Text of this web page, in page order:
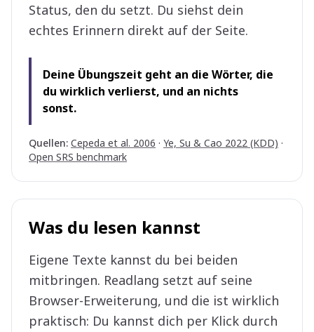
Status, den du setzt. Du siehst dein
echtes Erinnern direkt auf der Seite.
Deine Übungszeit geht an die Wörter, die
du wirklich verlierst, und an nichts
sonst.
Quellen: Cepeda et al. 2006 · Ye, Su & Cao 2022 (KDD) ·
Open SRS benchmark
Was du lesen kannst
Eigene Texte kannst du bei beiden
mitbringen. Readlang setzt auf seine
Browser-Erweiterung, und die ist wirklich
praktisch: Du kannst dich per Klick durch